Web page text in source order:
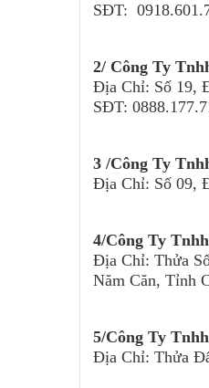
SĐT:
2/ Công Ty
Địa Chỉ: Số 19,
SĐT:
3 /Công Ty
Địa Chỉ: Số 09,
4/Công Ty
Địa Chỉ: Thửa
Năm Căn, Tỉnh
5/Công Ty
Địa Chỉ: Thửa